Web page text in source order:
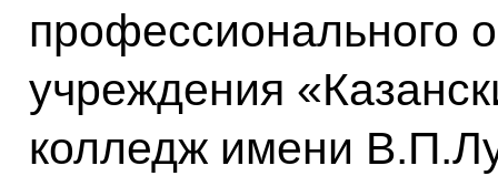
профессионального
учреждения
колледж имени